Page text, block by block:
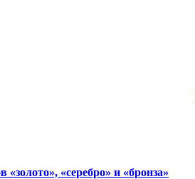
«серебро» и «бронза»